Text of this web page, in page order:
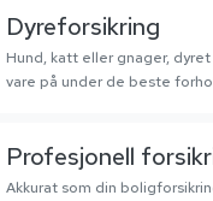
Dyreforsikring
Hund, katt eller gnager,
vare på under de beste
Profesjonell
Akkurat som din